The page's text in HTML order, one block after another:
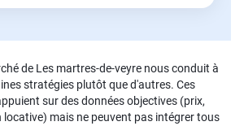
de Les martres-de-veyre nous conduit à
stratégies plutôt que d'autres. Ces
sur des données objectives (prix,
mais ne peuvent pas intégrer tous